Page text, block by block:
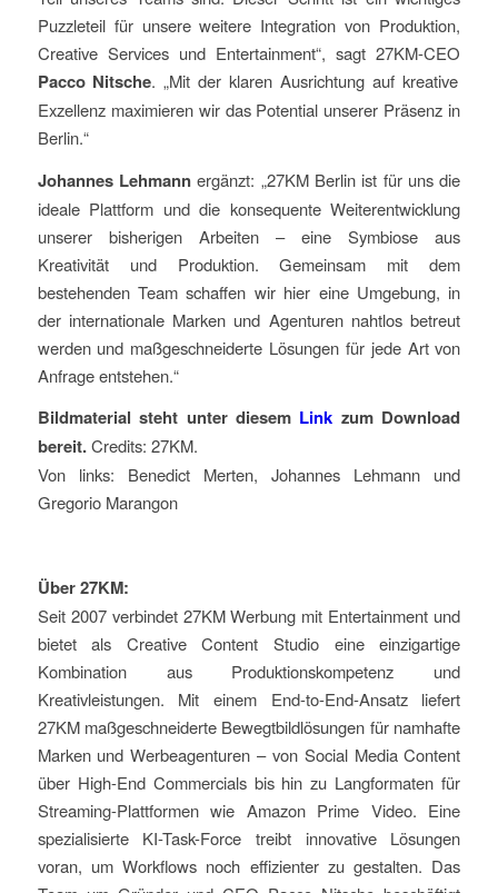
Puzzleteil für unsere weitere Integration von Produktion,
Creative Services und Entertainment“, sagt 27KM-CEO
Pacco Nitsche. „Mit der klaren Ausrichtung auf kreative
Exzellenz maximieren wir das Potential unserer Präsenz in
Berlin.“
Johannes Lehmannergänzt: „27KM Berlin ist für uns die
ideale Plattform und die konsequente Weiterentwicklung
unserer bisherigen Arbeiten – eine Symbiose aus
Kreativität und Produktion. Gemeinsam mit dem
bestehenden Team schaffen wir hier eine Umgebung, in
der internationale Marken und Agenturen nahtlos betreut
werden und maßgeschneiderte Lösungen für jede Art von
Anfrage entstehen.“
Bildmaterial steht unter diesem Link zum Download
bereit.Credits: 27KM.
Von links: Benedict Merten, Johannes Lehmann und
Gregorio Marangon
Über 27KM:
Seit 2007 verbindet 27KM Werbung mit Entertainment und
bietet als Creative Content Studio eine einzigartige
Kombination aus Produktionskompetenz und
Kreativleistungen. Mit einem End-to-End-Ansatz liefert
27KM maßgeschneiderte Bewegtbildlösungen für namhafte
Marken und Werbeagenturen – von Social Media Content
über High-End Commercials bis hin zu Langformaten für
Streaming-Plattformen wie Amazon Prime Video. Eine
spezialisierte KI-Task-Force treibt innovative Lösungen
voran, um Workflows noch effizienter zu gestalten. Das